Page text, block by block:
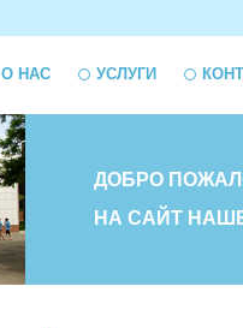
О НАС УСЛУГИ
ДОБРО
НА САЙТ